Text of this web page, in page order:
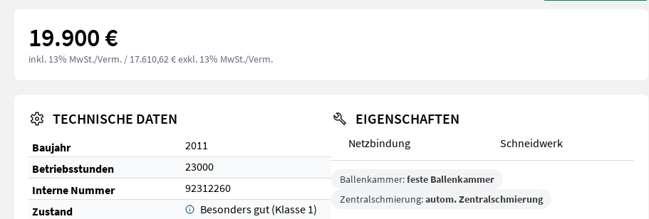
19.900 €
inkl. 13% MwSt./Verm. / 17.610,62 € exkl. 13% MwSt./Verm.
TECHNISCHE DATEN
Baujahr
2011
Betriebsstunden
23000
Interne Nummer
92312260
Zustand
Besonders gut (Klasse 1)
EIGENSCHAFTEN
Netzbindung Schneidwerk
Ballenkammer:feste Ballenkammer
Zentralschmierung:autom. Zentralschmierung